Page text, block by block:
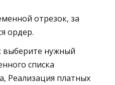
отрезок, за
ордер.
: выберите нужный
списка
Реализация платных